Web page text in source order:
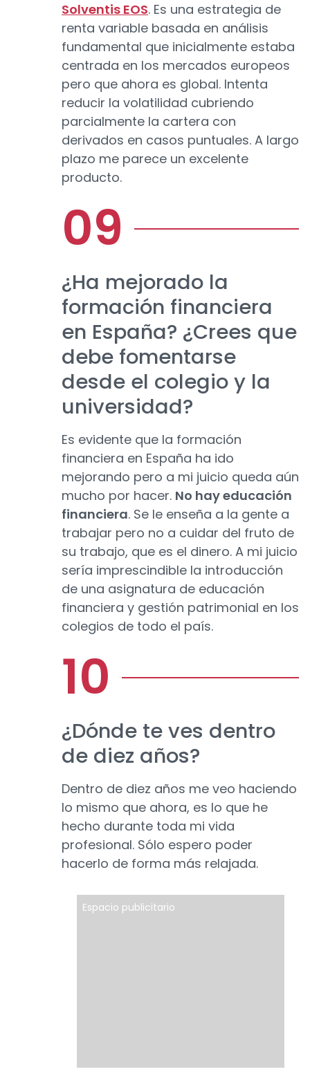
Solventis EOS. Es una estrategia de
renta variable basada en análisis
fundamental que inicialmente estaba
centrada en los mercados europeos
pero que ahora es global. Intenta
reducir la volatilidad cubriendo
parcialmente la cartera con
derivados en casos puntuales. A largo
plazo me parece un excelente
producto.
¿Ha mejorado la
formación financiera
en España? ¿Crees que
debe fomentarse
desde el colegio y la
universidad?
Es evidente que la formación
financiera en España ha ido
mejorando pero a mi juicio queda aún
mucho por hacer. No hay educación
financiera. Se le enseña a la gente a
trabajar pero no a cuidar del fruto de
su trabajo, que es el dinero. A mi juicio
sería imprescindible la introducción
de una asignatura de educación
financiera y gestión patrimonial en los
colegios de todo el país.
¿Dónde te ves dentro
de diez años?
Dentro de diez años me veo haciendo
lo mismo que ahora, es lo que he
hecho durante toda mi vida
profesional. Sólo espero poder
hacerlo de forma más relajada.
Espacio publicitario